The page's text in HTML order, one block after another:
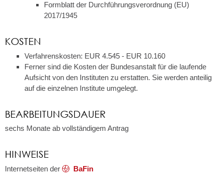
Formblatt der Durchführungsverordnung (EU)
2017/1945
KOSTEN
Verfahrenskosten: EUR 4.545 - EUR 10.160
Ferner sind die Kosten der Bundesanstalt für die laufende
Aufsicht von den Instituten zu erstatten. Sie werden anteilig
auf die einzelnen Institute umgelegt.
BEARBEITUNGSDAUER
sechs Monate ab vollständigem Antrag
HINWEISE
Internetseiten der BaFin